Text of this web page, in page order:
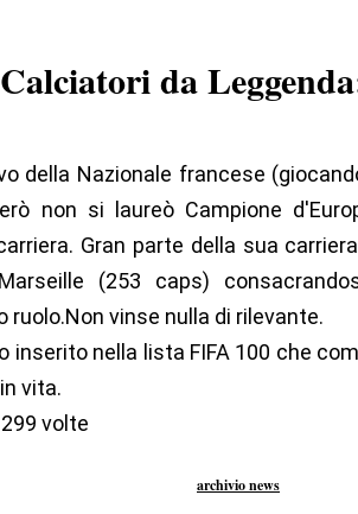
da
della Nazionale francese
non si laureò Campione
Gran parte della sua
Marseille (253 caps)
ruolo.Non vinse nulla di rilevante.
inserito nella lista FIFA 100 che
vita.
volte
archivio news